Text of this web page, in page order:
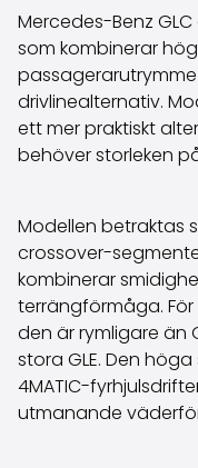
De populäraste
Audi
BMW
Kia
Mercedes-Benz
Polestar
Tesla
Toyota
Volkswagen
Volvo
Alla märken
Sälj din bil
Sälj din bil
Sälj företagsbilen
Mercedes-Benz
som kombinerar
drivlinealternativ.
ett mer praktiskt
behöver storleken
Modellen betraktas
crossover-
kombinerar
terrängförmåga.
den är rymligare än
stora GLE. Den
4MATIC-
utmanande